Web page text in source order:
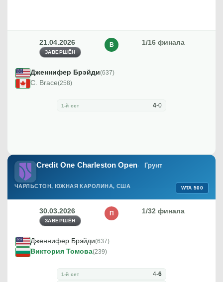
21.04.2026
ЗАВЕРШЁН
1/16 финала
В
Дженнифер Брэйди(637)
C. Brace(258)
1-й сет 4-0
Credit One Charleston Open Грунт
ЧАРЛЬСТОН, ЮЖНАЯ КАРОЛИНА, США WTA 500
30.03.2026
ЗАВЕРШЁН
1/32 финала
П
Дженнифер Брэйди(637)
Виктория Томова(239)
1-й сет 4-6